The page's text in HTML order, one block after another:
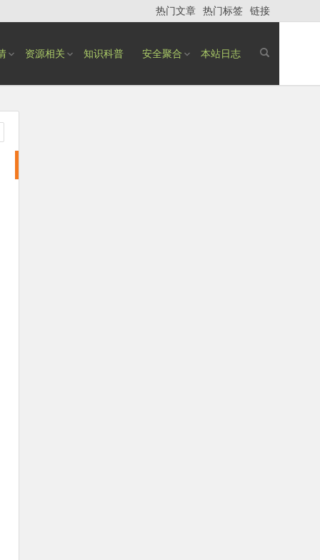
热门文章 热门标签 链接
资源相关 知识科普 安全聚合 本站日志